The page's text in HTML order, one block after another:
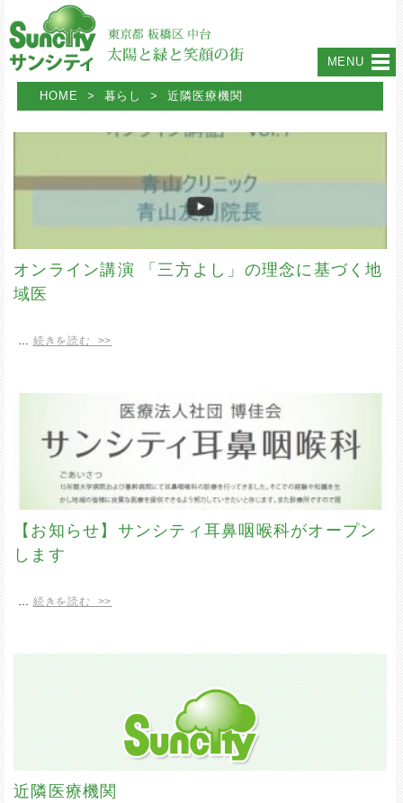
MENU
HOME > 暮らし > 近隣医療機関
オンライン講演 「三方よし」の理念に基づく地
域医
… 続きを読む >>
【お知らせ】サンシティ耳鼻咽喉科がオープン
します
… 続きを読む >>
近隣医療機関